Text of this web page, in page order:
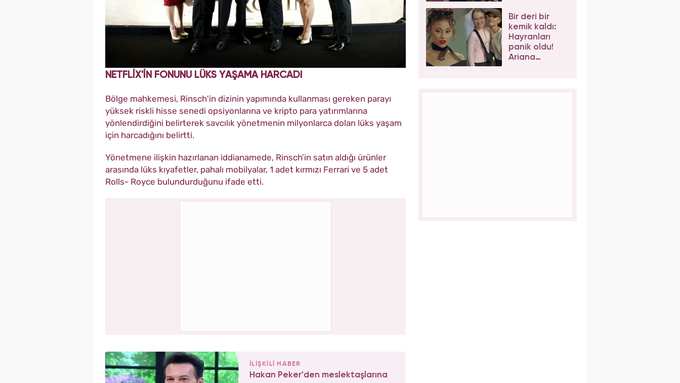
NETFLİX'İN FONUNU LÜKS YAŞAMA HARCADI
Bölge mahkemesi, Rinsch'in dizinin yapımında kullanması gereken parayı
yüksek riskli hisse senedi opsiyonlarına ve kripto para yatırımlarına
yönlendirdiğini belirterek savcılık yönetmenin milyonlarca doları lüks yaşam
için harcadığını belirtti.
Yönetmene ilişkin hazırlanan iddianamede, Rinsch’in satın aldığı ürünler
arasında lüks kıyafetler, pahalı mobilyalar, 1 adet kırmızı Ferrari ve 5 adet
Rolls- Royce bulundurduğunu ifade etti.
İLİŞKİLİ HABER
Hakan Peker'den meslektaşlarına
iş birlikleri peş
peşe geliyor
Bir deri bir
kemik kaldı:
Hayranları
panik oldu!
Ariana